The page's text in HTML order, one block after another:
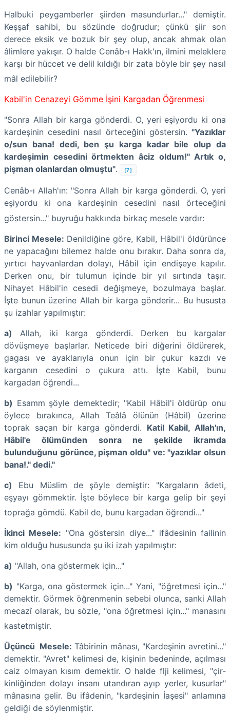
Halbuki peygamberler şiirden masundurlar..." demiştir.
Keşşaf sahibi, bu sözünde doğrudur; çünkü şiir son
derece eksik ve bozuk bir şey olup, ancak ahmak olan
âlimlere yakışır. O halde Cenâb-ı Hakk'ın, ilmini meleklere
karşı bir hüccet ve delil kıldığı bir zata böyle bir şey nasıl
mâl edilebilir?
Kabil'in Cenazeyi Gömme İşini Kargadan Öğrenmesi
"Sonra Allah bir karga gönderdi. O, yeri eşiyordu ki ona
kardeşinin cesedini nasıl örteceğini göstersin. "Yazıklar
o/sun bana! dedi, ben şu karga kadar bile olup da
kardeşimin cesedini örtmekten âciz oldum!" Artık o,
pişman olanlardan olmuştu". [7]
Cenâb-ı Allah'ın: "Sonra Allah bir karga gönderdi. O, yeri
eşiyordu ki ona kardeşinin cesedini nasıl örteceğini
göstersin..." buyruğu hakkında birkaç mesele vardır:
Birinci Mesele: Denildiğine göre, Kabil, Hâbil'i öldürünce
ne yapacağını bilemez halde onu bırakır. Daha sonra da,
yırtıcı hayvan­lardan dolayı, Hâbil için endişeye kapılır.
Derken onu, bir tulumun içinde bir yıl sırtında taşır.
Nihayet Hâbil'in cesedi değişmeye, bozulmaya başlar.
İşte bunun üzerine Allah bir karga gönderir... Bu hususta
şu izahlar yapılmıştır:
a) Allah, iki karga gönderdi. Derken bu kargalar
dövüşmeye başlarlar. Neticede biri diğerini öldürerek,
gagası ve ayaklarıyla onun için bir çukur kazdı ve
karganın cesedini o çukura attı. İşte Kabil, bunu
kargadan öğrendi...
b) Esamm şöyle demektedir; "Kabil Hâbil'i öldürüp onu
öylece bırakınca, Allah Teâlâ ölünün (Hâbil) üzerine
toprak saçan bir karga gönderdi. Katil Kabil, Allah'ın,
Hâbil'e ölümünden sonra ne şekilde ikramda
bulunduğunu görünce, pişman oldu" ve: "yazıklar olsun
bana!." dedi."
c) Ebu Müslim de şöyle demiştir: "Kargaların âdeti,
eşyayı gömmektir. İşte böylece bir karga gelip bir şeyi
toprağa gömdü. Kabil de, bunu kargadan öğrendi..."
İkinci Mesele: "Ona göstersin diye..." ifâdesinin failinin
kim olduğu hususunda şu iki izah yapılmıştır:
a) "Allah, ona göstermek için..."
b) "Karga, ona göstermek için..." Yani, "öğretmesi için..."
demektir. Görmek öğrenmenin sebebi olunca, sanki Allah
mecazî olarak, bu sözle, "ona öğretmesi için..." manasını
kastetmiştir.
Üçüncü Mesele:Tâbirinin mânası, "Kardeşinin avretini..."
demektir. "Avret" kelimesi de, kişinin bedeninde, açılması
caiz olmayan kısım demektir. O halde flji kelimesi, "çir­
kinliğinden dolayı insanı utandıran ayıp yerler, kusurlar"
mânasına gelir. Bu ifâdenin, "kardeşinin İaşesi" anlamına
geldiği de söylenmiştir.